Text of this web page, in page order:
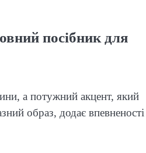
посібник для
а потужний акцент, який
образ, додає впевненості